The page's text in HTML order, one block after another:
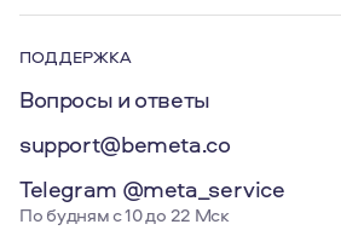
ПОДДЕРЖКА
Вопросы и ответы
support@bemeta.co
Telegram @meta_service
По будням с 10 до 22 Мск